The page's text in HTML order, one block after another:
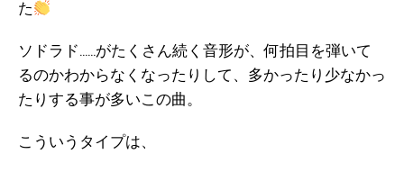
た
ソドラド……がたくさん続く音形が、何拍目を弾いて
るのかわからなくなったりして、多かったり少なかっ
たりする事が多いこの曲。
こういうタイプは、